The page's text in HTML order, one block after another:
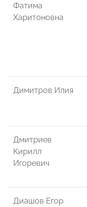
Фатима
Харитоновна
Димитров Илия
Дмитриев
Кирилл
Игоревич
Диашов Егор